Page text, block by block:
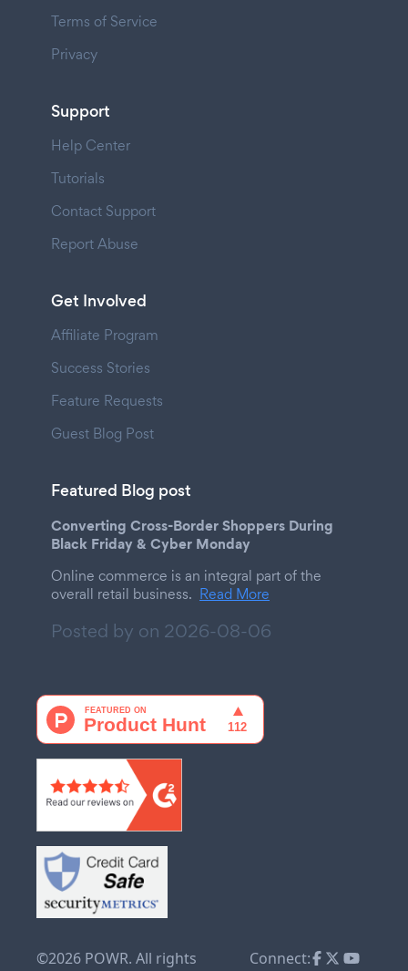
Terms of Service
Privacy
Support
Help Center
Tutorials
Contact Support
Report Abuse
Get Involved
Affiliate Program
Success Stories
Feature Requests
Guest Blog Post
Featured Blog post
Converting Cross-Border Shoppers During
Black Friday & Cyber Monday
Online commerce is an integral part of the
overall retail business. Read More
Posted by on 2026-08-06
©2026 POWR. All rights
Connect: